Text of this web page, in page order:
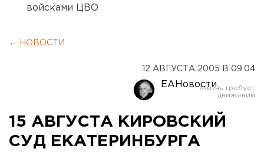
войсками ЦВО
← НОВОСТИ
12 АВГУСТА 2005 В 09:04
ЕАНовости
15 АВГУСТА КИРОВСКИЙ
СУД ЕКАТЕРИНБУРГА